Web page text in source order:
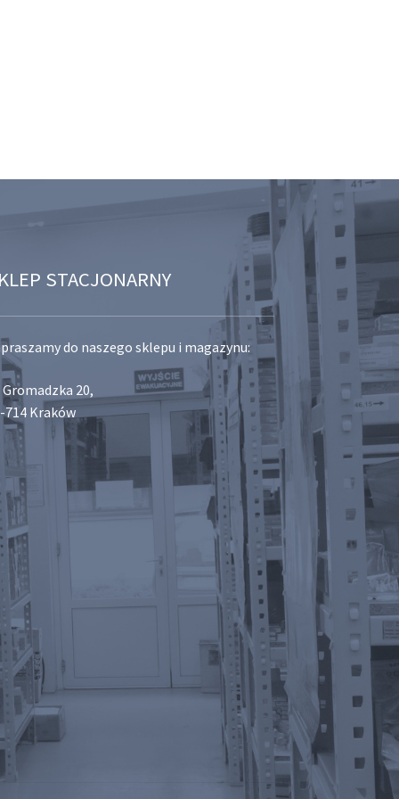
STACJONARNY
do naszego sklepu i magazynu:
Gromadzka 20,
714 Kraków